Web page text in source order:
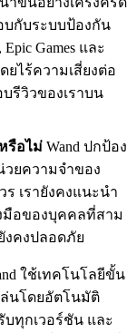
บกับระบบป้องกัน
Games และ
ไร้ความเสี่ยงต่อ
รีวิวของเราบน
รือไม่ Wand ปกป้อง
ยความจำของ
เรายังคงแนะนำ
มือของบุคคลที่สาม
คงปลอดภัย
ใช้เทคโนโลยีขั้น
ล่นโดยอัตโนมัติ
ทุกเวอร์ชัน และ